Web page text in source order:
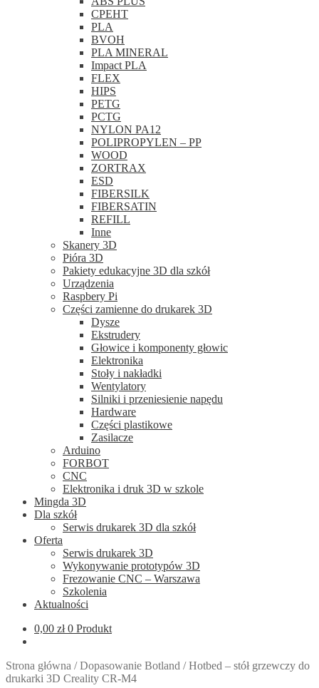
CPEHT
PLA
BVOH
PLA MINERAL
Impact PLA
FLEX
HIPS
PETG
PCTG
NYLON PA12
POLIPROPYLEN – PP
WOOD
ZORTRAX
ESD
FIBERSILK
FIBERSATIN
REFILL
Inne
Skanery 3D
Pióra 3D
Pakiety edukacyjne 3D dla szkół
Urządzenia
Raspbery Pi
Części zamienne do drukarek 3D
Dysze
Ekstrudery
Głowice i komponenty głowic
Elektronika
Stoły i nakładki
Wentylatory
Silniki i przeniesienie napędu
Hardware
Części plastikowe
Zasilacze
Arduino
FORBOT
CNC
Elektronika i druk 3D w szkole
Mingda 3D
Dla szkół
Serwis drukarek 3D dla szkół
Oferta
Serwis drukarek 3D
Wykonywanie prototypów 3D
Frezowanie CNC – Warszawa
Szkolenia
Aktualności
0,00 zł 0 Produkt
Strona główna /Dopasowanie Botland /Hotbed – stół grzewczy do
drukarki 3D Creality CR-M4